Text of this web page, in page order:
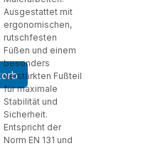
Ausgestattet mit
ergonomischen,
rutschfesten
Füßen und einem
besonders
verstärkten Fußteil
für maximale
Stabilität und
Sicherheit.
Entspricht der
Norm EN 131 und